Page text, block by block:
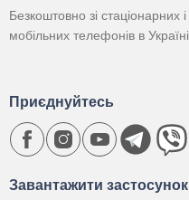
Безкоштовно зі стаціонарних і
мобільних телефонів в Україні
Завантажити застосунок
Приєднуйтесь